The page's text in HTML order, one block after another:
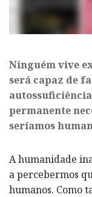
Ninguém vive
será capaz de
permanente
seríamos
A humanidade
a percebermos
humanos. Como